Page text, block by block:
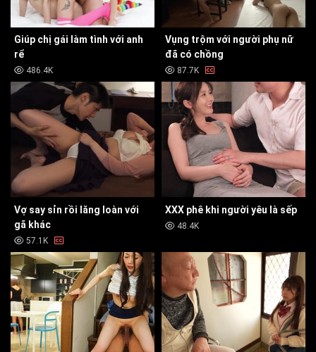
Giúp chị gái làm tình với anh
rể
486.4K
Vụng trộm với người phụ nữ
đã có chồng
87.7K
Vợ say sỉn rồi lăng loàn với
gã khác
57.1K
XXX phê khi người yêu là sếp
48.4K